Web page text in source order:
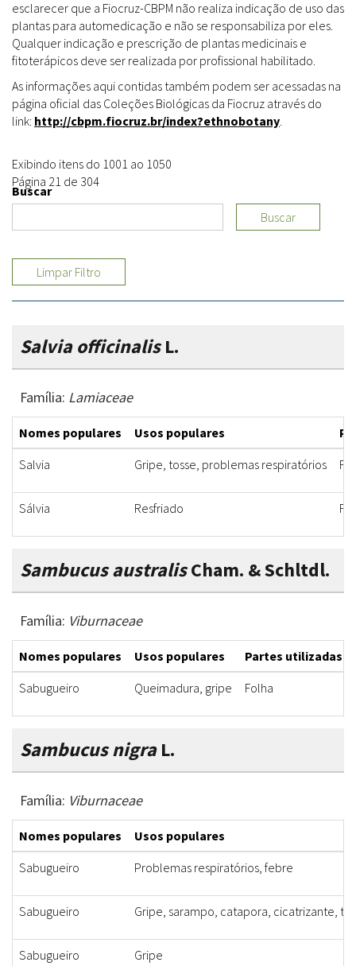
esclarecer que a Fiocruz-CBPM não realiza indicação de uso das
plantas para automedicação e não se responsabiliza por eles.
Qualquer indicação e prescrição de plantas medicinais e
fitoterápicos deve ser realizada por profissional habilitado.
As informações aqui contidas também podem ser acessadas na
página oficial das Coleções Biológicas da Fiocruz através do
link: http://cbpm.fiocruz.br/index?ethnobotany.
Exibindo itens do 1001 ao 1050
Página 21 de 304
Buscar
Buscar
Limpar Filtro
Salvia officinalisL.
Família: Lamiaceae
Nomes populares Usos populares
Salvia
Gripe, tosse, problemas respiratórios
Sálvia Resfriado
Sambucus australisCham. & Schltdl.
Família: Viburnaceae
Nomes populares Usos populares Partes utilizadas
Sabugueiro
Queimadura, gripe Folha
Sambucus nigraL.
Família: Viburnaceae
Nomes populares
Usos populares
Sabugueiro
Problemas respiratórios, febre
Sabugueiro Gripe, sarampo, catapora, cicatrizante,
Sabugueiro Gripe